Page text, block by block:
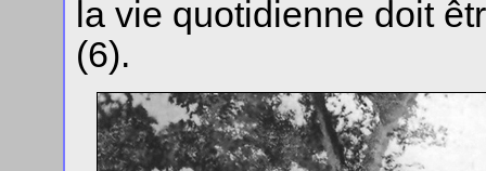
la vie quotidienne doit
(6).